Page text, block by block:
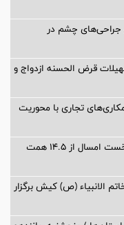
جراحی‌های چشم در
ریال تسهیلات قرض الحسنه ازدواج و
تجاری با محوریت
حق بیمه تولیدی بیمه ملت در چهار ماه نخست امسال از 14.5 همت
‌الانبیاء (ص) کیش برگزار